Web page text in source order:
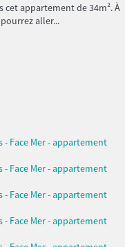
cet appartement de 34m². À
aller...